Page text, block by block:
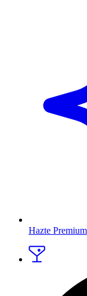
Hazte Premium